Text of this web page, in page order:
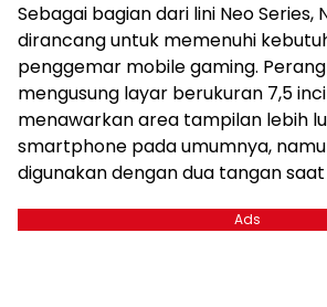
Sebagai bagian dari lini Neo Series,
dirancang untuk memenuhi
penggemar mobile gaming.
mengusung layar berukuran 7,5
menawarkan area tampilan lebih
smartphone pada umumnya,
digunakan dengan dua tangan
Ads